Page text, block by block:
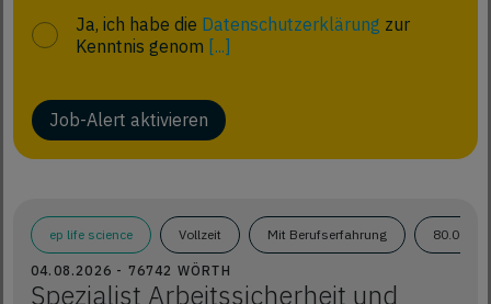
Ja, ich habe die Datenschutzerklärung zur
Kenntnis genom [...]
Job-Alert aktivieren
ep life science Vollzeit Mit Berufserfahrung 80.000€
04.08.2026 - 76742 WÖRTH
Spezialist Arbeitssicherheit und